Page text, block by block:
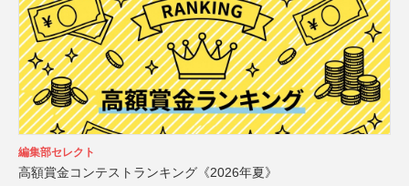
編集部セレクト
高額賞金コンテストランキング《2026年夏》